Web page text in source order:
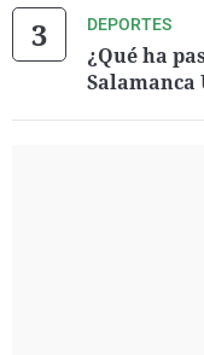
DEPORTES
¿Qué ha
Salamanca